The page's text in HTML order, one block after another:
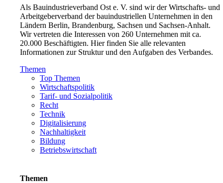
Als Bauindustrieverband Ost e. V. sind wir der Wirtschafts- und
Arbeitgeberverband der bauindustriellen Unternehmen in den
Ländern Berlin, Brandenburg, Sachsen und Sachsen-Anhalt.
Wir vertreten die Interessen von 260 Unternehmen mit ca.
20.000 Beschäftigten. Hier finden Sie alle relevanten
Informationen zur Struktur und den Aufgaben des Verbandes.
Themen
Top Themen
Wirtschaftspolitik
Tarif- und Sozialpolitik
Recht
Technik
Digitalisierung
Nachhaltigkeit
Bildung
Betriebswirtschaft
Themen